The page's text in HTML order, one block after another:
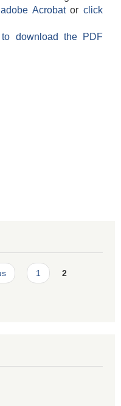
Acrobatorclick
download the PDF
1 2